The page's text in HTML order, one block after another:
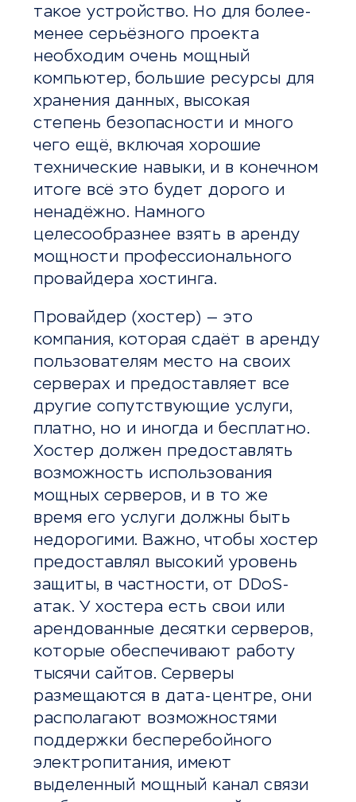
такое устройство. Но для более-
менее серьёзного проекта
необходим очень мощный
компьютер, большие ресурсы для
хранения данных, высокая
степень безопасности и много
чего ещё, включая хорошие
технические навыки, и в конечном
итоге всё это будет дорого и
ненадёжно. Намного
целесообразнее взять в аренду
мощности профессионального
провайдера хостинга.
Провайдер (хостер) — это
компания, которая сдаёт в аренду
пользователям место на своих
серверах и предоставляет все
другие сопутствующие услуги,
платно, но и иногда и бесплатно.
Хостер должен предоставлять
возможность использования
мощных серверов, и в то же
время его услуги должны быть
недорогими. Важно, чтобы хостер
предоставлял высокий уровень
защиты, в частности, от DDoS-
атак. У хостера есть свои или
арендованные десятки серверов,
которые обеспечивают работу
тысячи сайтов. Серверы
размещаются в дата-центре, они
располагают возможностями
поддержки бесперебойного
электропитания, имеют
выделенный мощный канал связи